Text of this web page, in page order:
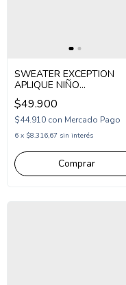
SWEATER EXCEPTION
APLIQUE NIÑO
(EX26HSW23)
$49.900
$44.910 con Mercado Pago
6 x $8.316,67 sin interés
Comprar